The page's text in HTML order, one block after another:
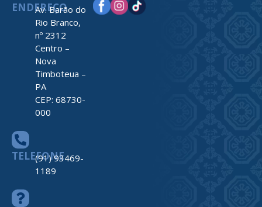
ENDEREÇO
Av. Barão do
Rio Branco,
nº 2312
Centro –
Nova
Timboteua –
PA
CEP: 68730-
000
TELEFONE
(91) 93469-
1189